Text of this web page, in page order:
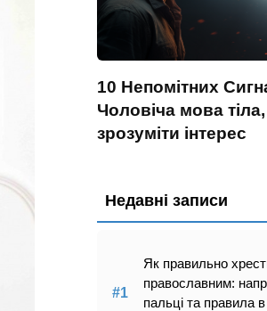
10 Непомітних
Чоловіча мова
зрозуміти інтерес
Недавні записи
Як правильно
православним:
пальці та правила в